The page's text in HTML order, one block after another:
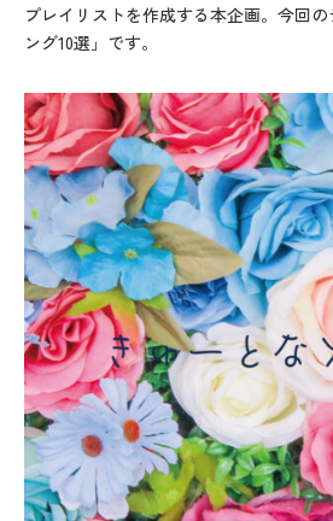
プレイリストを作成する本企画。今回
ング10選」です。